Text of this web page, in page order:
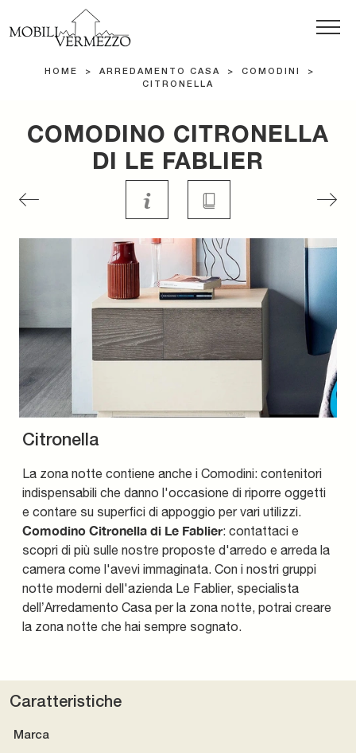
HOME > ARREDAMENTO CASA > COMODINI
>
CITRONELLA
COMODINO CITRONELLA
DI LE FABLIER
Citronella
La zona notte contiene anche i Comodini: contenitori
indispensabili che danno l'occasione di riporre oggetti
e contare su superfici di appoggio per vari utilizzi.
Comodino Citronella di Le Fablier: contattaci e
scopri di più sulle nostre proposte d'arredo e arreda la
camera come l'avevi immaginata. Con i nostri gruppi
notte moderni dell'azienda Le Fablier, specialista
dell’Arredamento Casa per la zona notte, potrai creare
la zona notte che hai sempre sognato.
Caratteristiche
Marca